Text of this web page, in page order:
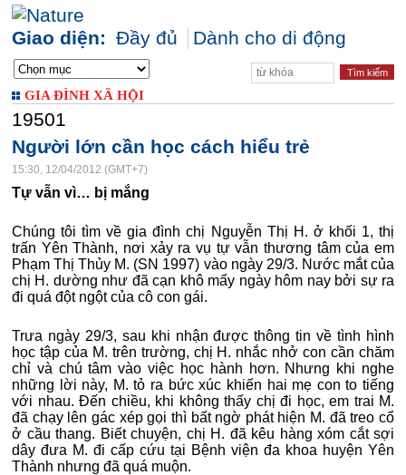
Giao diện: Đầy đủ Dành cho di động
GIA ĐÌNH XÃ HỘI
19501
Người lớn cần học cách hiểu trẻ
15:30, 12/04/2012 (GMT+7)
Tự vẫn vì… bị mắng
Chúng tôi tìm về gia đình chị Nguyễn Thị H. ở khối 1, thị
trấn Yên Thành, nơi xảy ra vụ tự vẫn thương tâm của em
Phạm Thị Thủy M. (SN 1997) vào ngày 29/3. Nước mắt của
chị H. dường như đã cạn khô mấy ngày hôm nay bởi sự ra
đi quá đột ngột của cô con gái.
Trưa ngày 29/3, sau khi nhận được thông tin về tình hình
học tập của M. trên trường, chị H. nhắc nhở con cần chăm
chỉ và chú tâm vào việc học hành hơn. Nhưng khi nghe
những lời này, M. tỏ ra bức xúc khiến hai mẹ con to tiếng
với nhau. Đến chiều, khi không thấy chị đi học, em trai M.
đã chạy lên gác xép gọi thì bất ngờ phát hiện M. đã treo cổ
ở cầu thang. Biết chuyện, chị H. đã kêu hàng xóm cắt sợi
dây đưa M. đi cấp cứu tại Bệnh viện đa khoa huyện Yên
Thành nhưng đã quá muộn.